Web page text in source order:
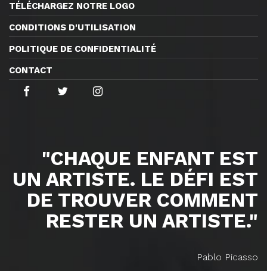
TÉLÉCHARGEZ NOTRE LOGO
CONDITIONS D'UTILISATION
POLITIQUE DE CONFIDENTIALITÉ
CONTACT
"CHAQUE ENFANT EST
UN ARTISTE. LE DÉFI EST
DE TROUVER COMMENT
RESTER UN ARTISTE."
Pablo Picasso